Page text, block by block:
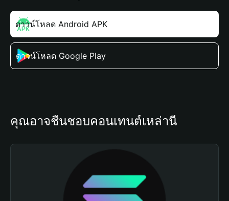
ดาวน์โหลด Android APK
ดาวน์โหลด Google Play
คุณอาจชื่นชอบคอนเทนต์เหล่านี้